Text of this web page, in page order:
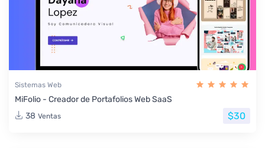
Sistemas Web
MiFolio - Creador de Portafolios Web SaaS
38 Ventas $30